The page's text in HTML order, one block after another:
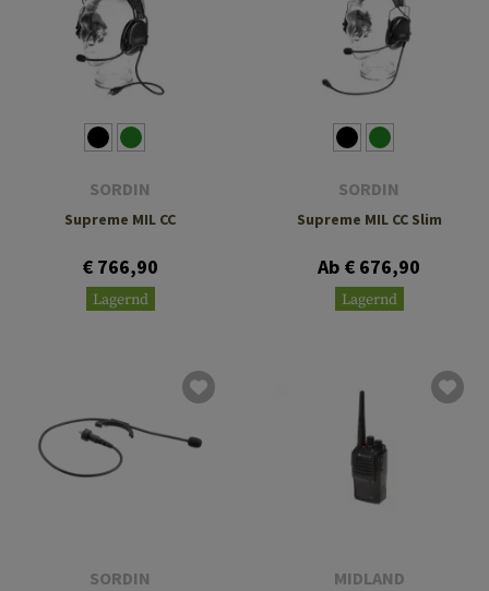
SORDIN
Supreme MIL CC
€ 766,90
Lagernd
SORDIN
Supreme MIL CC Slim
Ab € 676,90
Lagernd
SORDIN MIDLAND